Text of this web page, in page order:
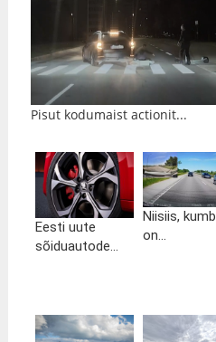
Pisut kodumaist actionit...
Eesti uute
sõiduautode...
Niisiis, kumb
on...